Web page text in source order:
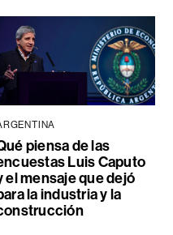
piensa de las
Luis Caputo
el mensaje que dejó
la industria y la